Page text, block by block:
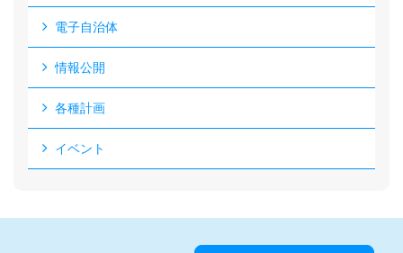
電子自治体
情報公開
各種計画
イベント